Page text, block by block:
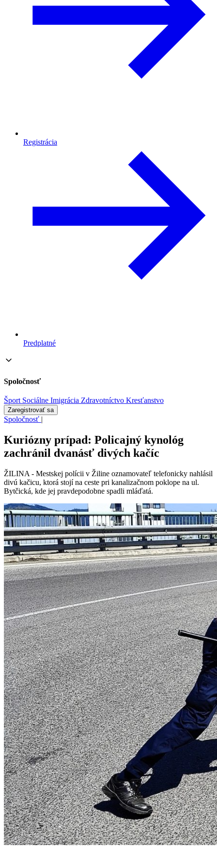
Registrácia
Predplatné
Spoločnosť
Šport Sociálne Imigrácia Zdravotníctvo Kresťanstvo
Zaregistrovať sa
Spoločnosť |
Kuriózny prípad: Policajný kynológ
zachránil dvanásť divých kačíc
ŽILINA - Mestskej polícii v Žiline oznamovateľ telefonicky nahlásil
divú kačicu, ktorá stojí na ceste pri kanalizačnom poklope na ul.
Bytčická, kde jej pravdepodobne spadli mláďatá.